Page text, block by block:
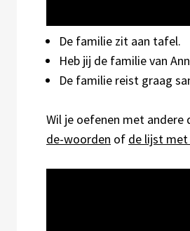
De familie zit aan tafel.
Heb jij de familie van
De familie reist graag
Wil je oefenen met
de-woorden of de lijst